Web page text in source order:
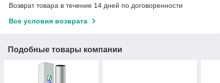
Возврат товара в течение 14 дней по договоренности
Все условия возврата
Подобные товары компании